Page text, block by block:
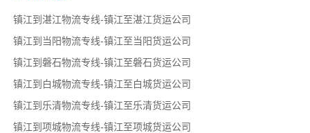
镇江到湛江物流专线-镇江至湛江货运公司
镇江到当阳物流专线-镇江至当阳货运公司
镇江到磐石物流专线-镇江至磐石货运公司
镇江到白城物流专线-镇江至白城货运公司
镇江到乐清物流专线-镇江至乐清货运公司
镇江到项城物流专线-镇江至项城货运公司